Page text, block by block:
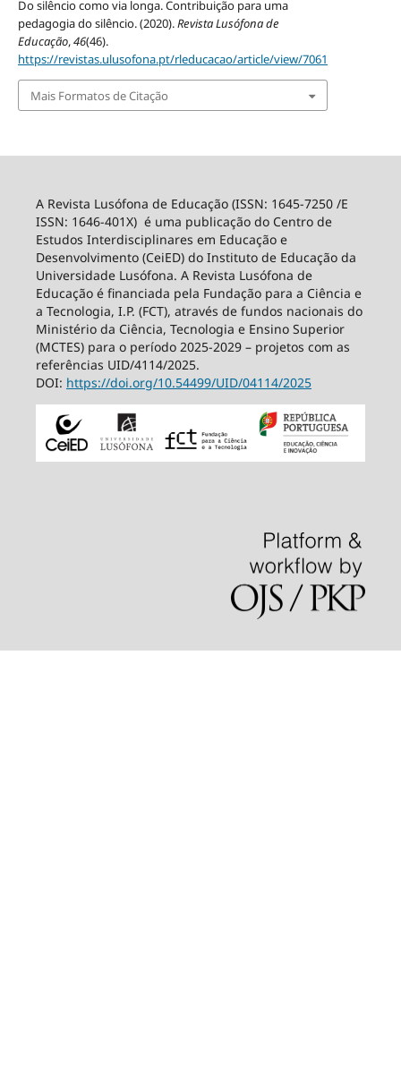
Do silêncio como via longa. Contribuição para uma
pedagogia do silêncio. (2020).Revista Lusófona de
Educação,46(46).
https://revistas.ulusofona.pt/rleducacao/article/view/7061
Mais Formatos de Citação
A Revista Lusófona de Educação (ISSN: 1645-7250 /E
ISSN: 1646-401X) é uma publicação do Centro de
Estudos Interdisciplinares em Educação e
Desenvolvimento (CeiED) do Instituto de Educação da
Universidade Lusófona. A Revista Lusófona de
Educação é financiada pela Fundação para a Ciência e
a Tecnologia, I.P. (FCT), através de fundos nacionais do
Ministério da Ciência, Tecnologia e Ensino Superior
(MCTES) para o período 2025-2029 – projetos com as
referências UID/4114/2025.
DOI: https://doi.org/10.54499/UID/04114/2025